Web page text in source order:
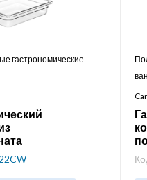
гастрономические
22CW